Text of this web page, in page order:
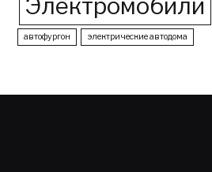
Электромобили
автофургон электрические автодома